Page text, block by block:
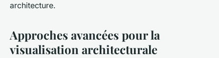
architecture.
Approches avancées pour la
visualisation architecturale